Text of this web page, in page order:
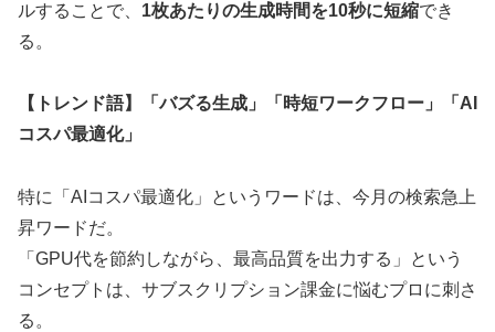
ルすることで、 1枚あたりの生成時間を10秒に短縮でき
る。
【トレンド語】「バズる生成」「時短ワークフロー」「AI
コスパ最適化」
特に「AIコスパ最適化」というワードは、今月の検索急上
昇ワードだ。
「GPU代を節約しながら、最高品質を出力する」という
コンセプトは、サブスクリプション課金に悩むプロに刺さ
る。